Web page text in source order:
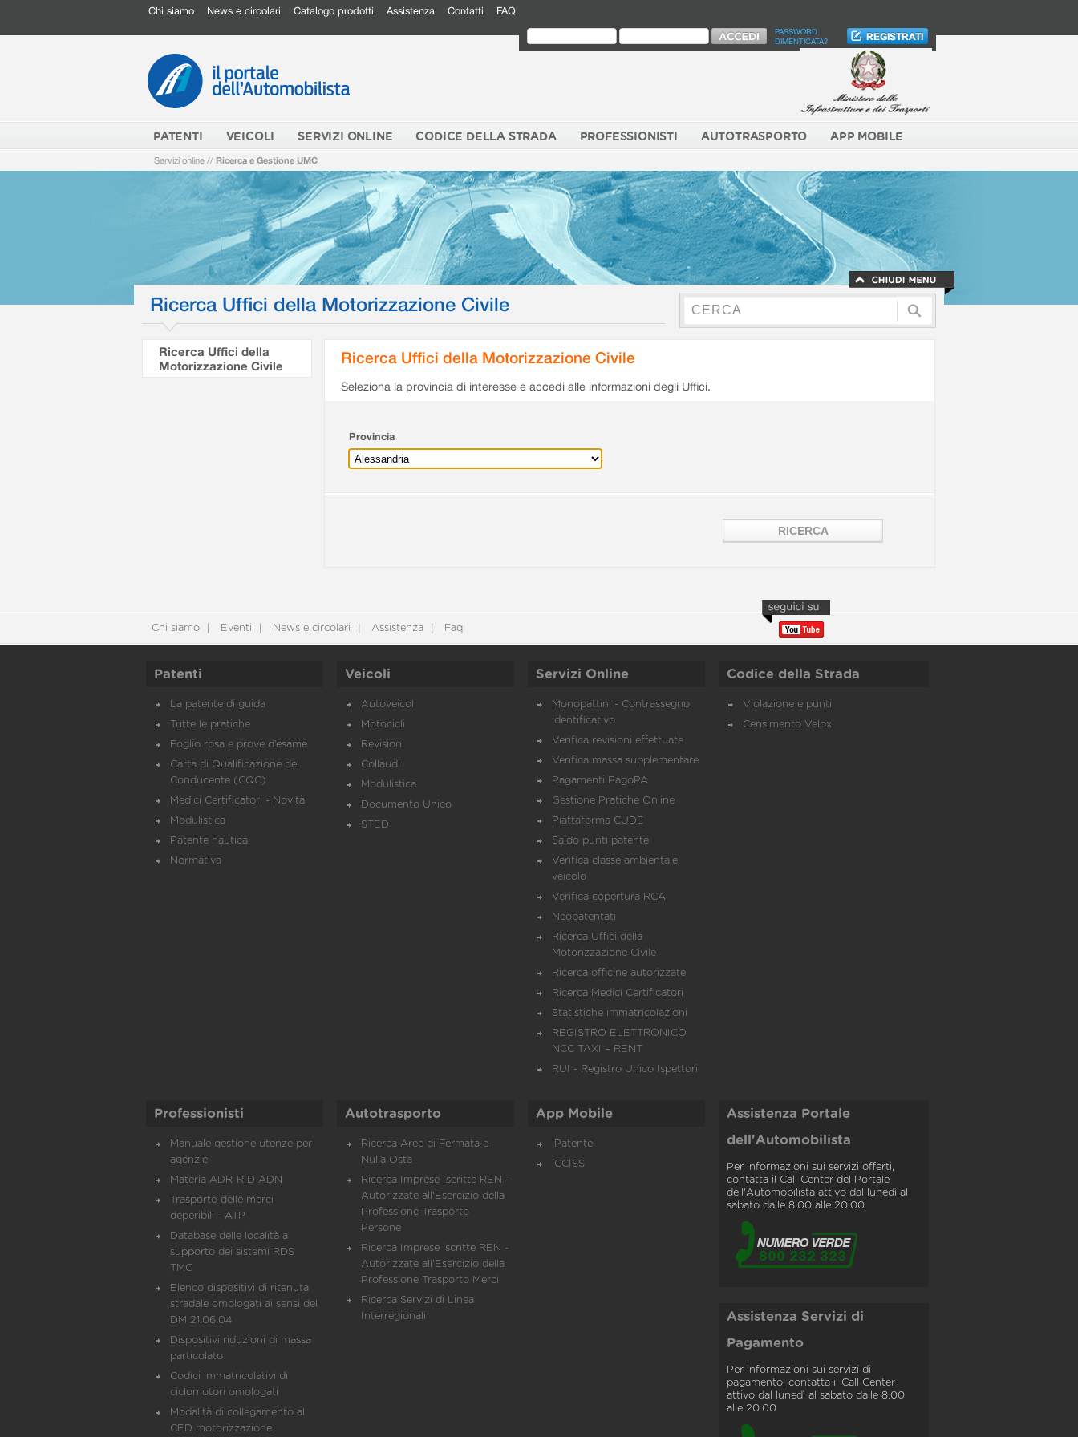
Chi siamo News e circolari Catalogo prodotti Assistenza Contatti FAQ
PASSWORD
DIMENTICATA?
PATENTI VEICOLI SERVIZI ONLINE CODICE DELLA STRADA PROFESSIONISTI AUTOTRASPORTO APP MOBILE
Servizi online // Ricerca e Gestione UMC
Ricerca Uffici della Motorizzazione Civile
Ricerca Uffici della
Motorizzazione Civile
Ricerca Uffici della Motorizzazione Civile
Seleziona la provincia di interesse e accedi alle informazioni degli Uffici.
Provincia
Chi siamo Eventi News e circolari Assistenza Faq
Patenti
La patente di guida
Tutte le pratiche
Foglio rosa e prove d’esame
Carta di Qualificazione del
Conducente (CQC)
Medici Certificatori - Novità
Modulistica
Patente nautica
Normativa
Veicoli
Autoveicoli
Motocicli
Revisioni
Collaudi
Modulistica
Documento Unico
STED
Servizi Online
Monopattini - Contrassegno
identificativo
Verifica revisioni effettuate
Verifica massa supplementare
Pagamenti PagoPA
Gestione Pratiche Online
Piattaforma CUDE
Saldo punti patente
Verifica classe ambientale
veicolo
Verifica copertura RCA
Neopatentati
Ricerca Uffici della
Motorizzazione Civile
Ricerca officine autorizzate
Ricerca Medici Certificatori
Statistiche immatricolazioni
REGISTRO ELETTRONICO
NCC TAXI – RENT
RUI - Registro Unico Ispettori
Codice della Strada
Violazione e punti
Censimento Velox
Professionisti
Manuale gestione utenze per
agenzie
Materia ADR-RID-ADN
Trasporto delle merci
deperibili - ATP
Database delle località a
supporto dei sistemi RDS
TMC
Elenco dispositivi di ritenuta
stradale omologati ai sensi del
DM 21.06.04
Dispositivi riduzioni di massa
particolato
Codici immatricolativi di
ciclomotori omologati
Modalità di collegamento al
CED motorizzazione
Autotrasporto
Ricerca Aree di Fermata e
Nulla Osta
Ricerca Imprese Iscritte REN -
Autorizzate all'Esercizio della
Professione Trasporto
Persone
Ricerca Imprese iscritte REN -
Autorizzate all'Esercizio della
Professione Trasporto Merci
Ricerca Servizi di Linea
Interregionali
App Mobile
iPatente
iCCISS
Assistenza Portale
dell'Automobilista
Per informazioni sui servizi offerti,
contatta il Call Center del Portale
dell'Automobilista attivo dal lunedì al
sabato dalle 8.00 alle 20.00
Assistenza Servizi di
Pagamento
Per informazioni sui servizi di
pagamento, contatta il Call Center
attivo dal lunedì al sabato dalle 8.00
alle 20.00